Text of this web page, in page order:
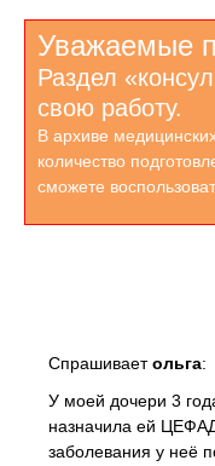
Уважаемые
Раздел
свою работу.
В архиве
количество
сможете
Спрашиваетольга:
У моей дочери 3
назначила ей
заболевания у неё